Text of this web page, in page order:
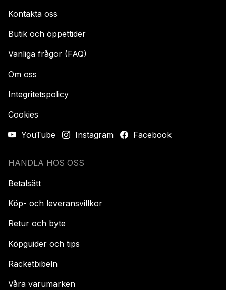
Kontakta oss
Butik och öppettider
Vanliga frågor (FAQ)
Om oss
Integritetspolicy
Cookies
YouTube
Instagram Facebook
HANDLA HOS OSS
Betalsätt
Köp- och leveransvillkor
Retur och byte
Köpguider och tips
Racketbibeln
Våra varumärken